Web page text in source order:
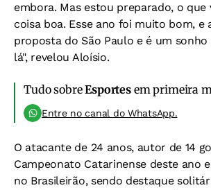
embora. Mas estou preparado, o que
coisa boa. Esse ano foi muito bom, e
proposta do São Paulo e é um
lá", revelou Aloísio.
Tudo sobreEsportesem primeira
Entre no canal do WhatsApp.
O atacante de 24 anos, autor de 14
Campeonato Catarinense deste ano
no Brasileirão, sendo destaque